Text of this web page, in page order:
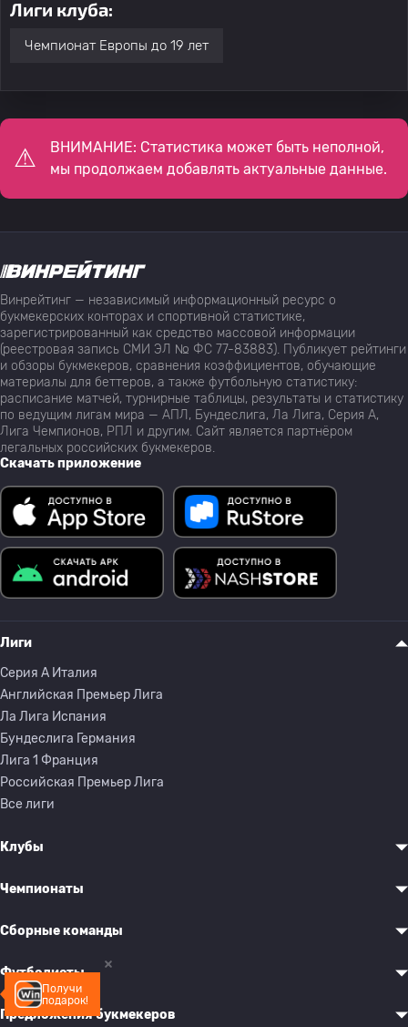
Лиги клуба:
Чемпионат Европы до 19 лет
ВНИМАНИЕ: Статистика может быть неполной,
мы продолжаем добавлять актуальные данные.
Получи
подарок!
Винрейтинг — независимый информационный ресурс о
букмекерских конторах и спортивной статистике,
зарегистрированный как средство массовой информации
(реестровая запись СМИ ЭЛ № ФС 77-83883). Публикует рейтинги
и обзоры букмекеров, сравнения коэффициентов, обучающие
материалы для беттеров, а также футбольную статистику:
расписание матчей, турнирные таблицы, результаты и статистику
по ведущим лигам мира — АПЛ, Бундеслига, Ла Лига, Серия А,
Лига Чемпионов, РПЛ и другим. Сайт является партнёром
легальных российских букмекеров.
Скачать приложение
Лиги
Серия A Италия
Английская Премьер Лига
Ла Лига Испания
Бундеслига Германия
Лига 1 Франция
Российская Премьер Лига
Все лиги
Клубы
Чемпионаты
Сборные команды
Футболисты
Предложения букмекеров